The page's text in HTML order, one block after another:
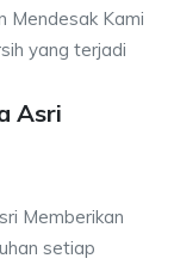
Mendesak Kami
yang terjadi
Asri
Memberikan
setiap